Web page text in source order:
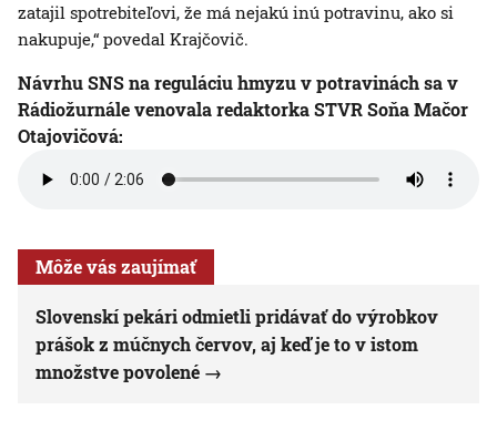
zatajil spotrebiteľovi, že má nejakú inú potravinu, ako si
nakupuje,“ povedal Krajčovič.
Návrhu SNS na reguláciu hmyzu v potravinách sa v
Rádiožurnále venovala redaktorka STVR Soňa Mačor
Otajovičová:
Môže vás zaujímať
Slovenskí pekári odmietli pridávať do výrobkov
prášok z múčnych červov, aj keď je to v istom
množstve povolené